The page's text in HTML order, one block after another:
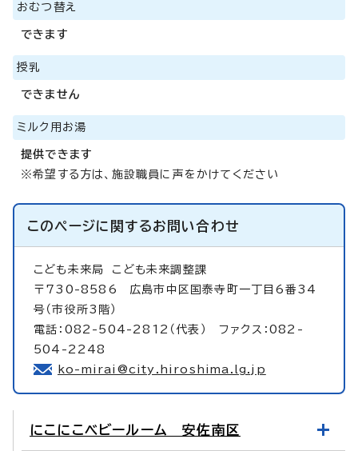
おむつ替え
できます
授乳
できません
ミルク用お湯
提供できます
※希望する方は、施設職員に声をかけてください
このページに関するお問い合わせ
こども未来局 こども未来調整課
〒730-8586 広島市中区国泰寺町一丁目6番34
号（市役所3階）
電話：082-504-2812（代表） ファクス：082-
504-2248
ko-mirai@city.hiroshima.lg.jp
にこにこベビールーム 安佐南区